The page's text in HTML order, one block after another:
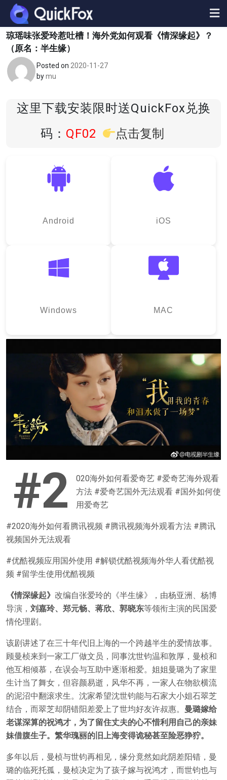
Skip
content
琼瑶味张爱玲惹吐槽！海外党如何观看《情深缘起》？
（原名：半生缘）
Posted on 2020-11-27
bymu
这里下载安装限时送QuickFox兑换
码： QF02 点击复制
Android iOS
Windows MAC
#2
020海外如何看爱奇艺 #爱奇艺海外观看
方法 #爱奇艺国外无法观看 #国外如何使
用爱奇艺
#2020海外如何看腾讯视频 #腾讯视频海外观看方法 #腾讯
视频国外无法观看
#优酷视频应用国外使用 #解锁优酷视频海外华人看优酷视
频 #留学生使用优酷视频
《情深缘起》 改编自张爱玲的《半生缘》，由杨亚洲、杨博
导演， 刘嘉玲、郑元畅、蒋欣、郭晓东等领衔主演的民国爱
情伦理剧。
该剧讲述了在三十年代旧上海的一个跨越半生的爱情故事。
顾曼桢来到一家工厂做文员，同事沈世钧温和敦厚，曼桢和
他互相倾慕，在误会与互助中逐渐相爱。姐姐曼璐为了家里
生计当了舞女，但容颜易逝，风华不再，一家人在物欲横流
的泥沼中翻滚求生。沈家希望沈世钧能与石家大小姐石翠芝
结合，而翠芝却阴错阳差爱上了世均好友许叔惠。 曼璐嫁给
老谋深算的祝鸿才，为了留住丈夫的心不惜利用自己的亲妹
妹借腹生子。繁华瑰丽的旧上海变得诡秘甚至险恶狰狞。
多年以后，曼桢与世钧再相见，缘分竟然如此阴差阳错，曼
璐的临死托孤，曼桢决定为了孩子嫁与祝鸿才，而世钧也与